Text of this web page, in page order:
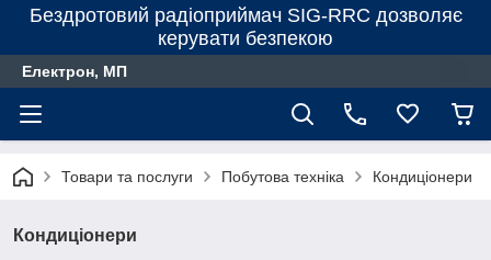
Бездротовий радіоприймач SIG-RRC дозволяє
керувати безпекою
Електрон, МП
Товари та послуги Побутова техніка Кондиціонери
Кондиціонери